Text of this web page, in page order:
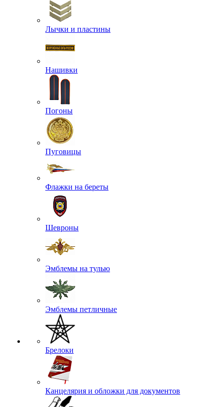
Лычки и пластины
Нашивки
Погоны
Пуговицы
Флажки на береты
Шевроны
Эмблемы на тулью
Эмблемы петличные
Брелоки
Канцелярия и обложки для документов